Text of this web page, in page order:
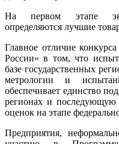
На первом этапе
определяются лучшие
Главное отличие
России» в том, что
базе государственных
метрологии и
обеспечивает единство
регионах и последующую
оценок на этапе
Предприятия,